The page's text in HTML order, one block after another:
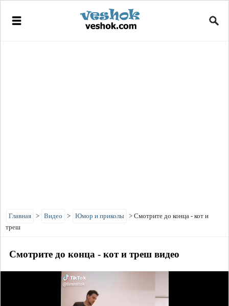
Главная > Видео > Юмор и приколы > Смотрите до конца - кот и
треш
Смотрите до конца - кот и треш видео